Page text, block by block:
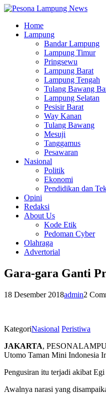
Home
Lampung
Bandar Lampung
Lampung Timur
Pringsewu
Lampung Barat
Lampung Tengah
Tulang Bawang
Lampung Selatan
Pesisir Barat
Way Kanan
Tulang Bawang
Mesuji
Tanggamus
Pesawaran
Nasional
Politik
Ekonomi
Pendidikan dan
Opini
Redaksi
About Us
Kode Etik
Pedoman Cyber
Olahraga
Advertorial
Gara-gara Ganti
18 Desember 2018admin2
KategoriNasional Peristiwa
JAKARTA,
Utomo Taman Mini Indonesia
Pengusiran itu terjadi akibat
Awalnya narasi yang